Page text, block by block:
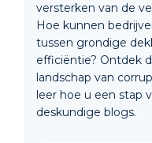
versterken van de
Hoe kunnen
tussen grondige
efficiëntie? Ontdek
landschap van
leer hoe u een stap
deskundige blogs.